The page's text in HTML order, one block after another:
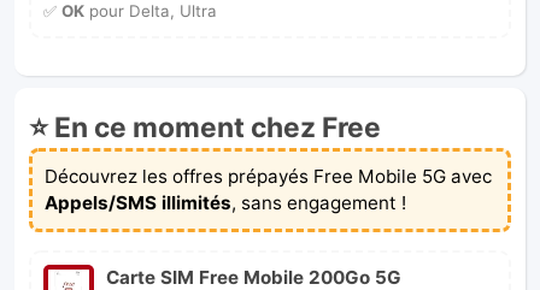
✅ OKpour Delta, Ultra
⭐ En ce moment chez Free
Découvrez les offres prépayés Free Mobile 5G avec
Appels/SMS illimités, sans engagement !
Carte SIM Free Mobile 200Go 5G